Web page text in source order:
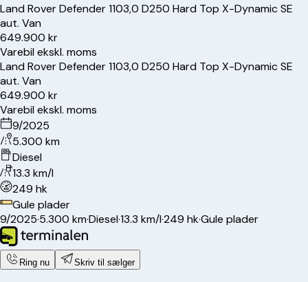
Land RoverDefender 1103,0 D250 Hard Top X-Dynamic SE
aut. Van
649.900 kr
Varebil ekskl. moms
Land RoverDefender 1103,0 D250 Hard Top X-Dynamic SE
aut. Van
649.900 kr
Varebil ekskl. moms
9/2025
5.300 km
Diesel
13.3 km/l
249 hk
Gule plader
9/2025·5.300 km·Diesel·13.3 km/l·249 hk·Gule plader
Ring nu Skriv til sælger